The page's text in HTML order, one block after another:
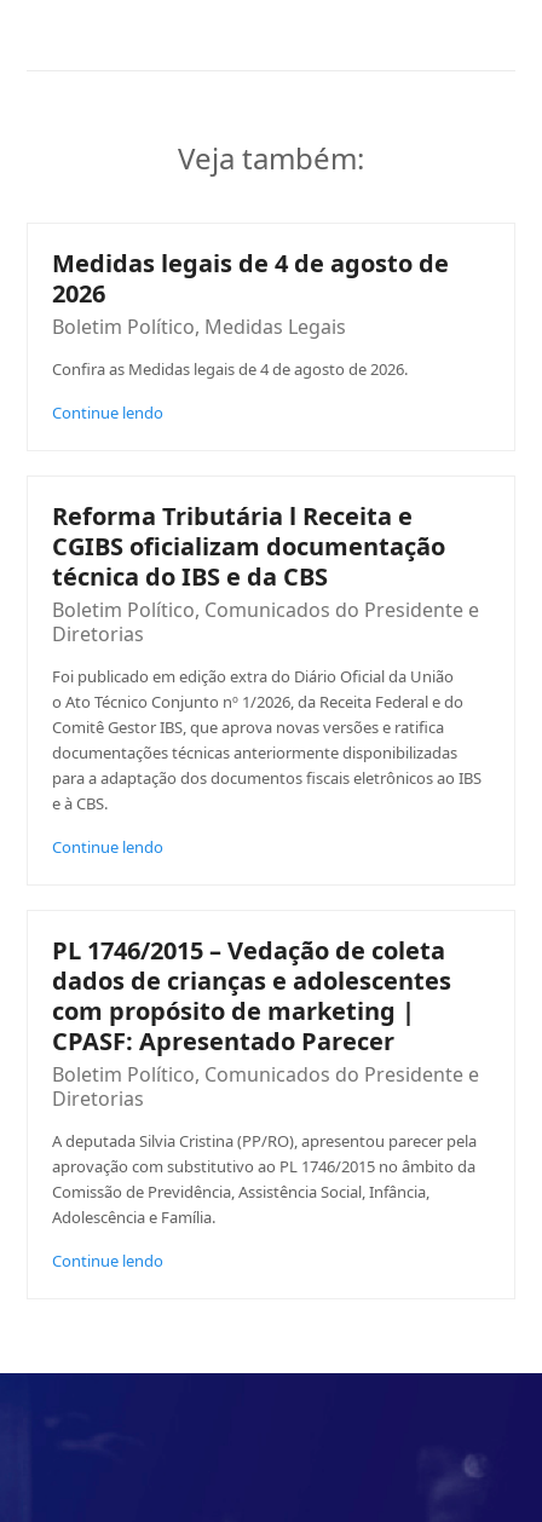
Veja também:
Medidas legais de 4 de agosto de
2026
Boletim Político, Medidas Legais
Confira as Medidas legais de 4 de agosto de 2026.
Continue lendo
Reforma Tributária l Receita e
CGIBS oficializam documentação
técnica do IBS e da CBS
Boletim Político, Comunicados do Presidente e
Diretorias
Foi publicado em edição extra do Diário Oficial da União
o Ato Técnico Conjunto nº 1/2026, da Receita Federal e do
Comitê Gestor IBS, que aprova novas versões e ratifica
documentações técnicas anteriormente disponibilizadas
para a adaptação dos documentos fiscais eletrônicos ao IBS
e à CBS.
Continue lendo
PL 1746/2015 – Vedação de coleta
dados de crianças e adolescentes
com propósito de marketing |
CPASF: Apresentado Parecer
Boletim Político, Comunicados do Presidente e
Diretorias
A deputada Silvia Cristina (PP/RO), apresentou parecer pela
aprovação com substitutivo ao PL 1746/2015 no âmbito da
Comissão de Previdência, Assistência Social, Infância,
Adolescência e Família.
Continue lendo